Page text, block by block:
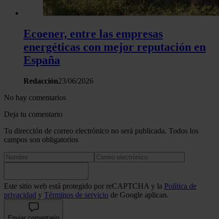
Ecoener, entre las empresas
energéticas con mejor reputación en
España
Redacción23/06/2026
No hay comentarios
Deja tu comentario
Tu dirección de correo electrónico no será publicada. Todos los
campos son obligatorios
Este sitio web está protegido por reCAPTCHA y la Política de
privacidad y Términos de servicio de Google aplican.